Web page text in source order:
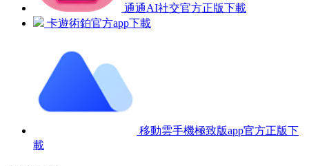
通通AI社交官方正版下載
卡遊術鉑官方app下載
移動雲手機極致版app官方正版下
載